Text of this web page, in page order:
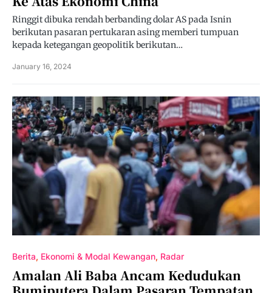
Ringgit dibuka rendah berbanding dolar AS pada Isnin
berikutan pasaran pertukaran asing memberi tumpuan
kepada ketegangan geopolitik berikutan…
January 16, 2024
Berita Ekonomi & Modal Kewangan Radar
Amalan Ali Baba Ancam Kedudukan